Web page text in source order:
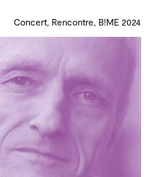
Concert, Rencontre, B!ME 2024